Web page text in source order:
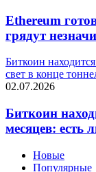
Ethereum
грядут
Биткоин
свет в конце
02.07.2026
Биткоин
месяцев: есть
Новые
Популярные